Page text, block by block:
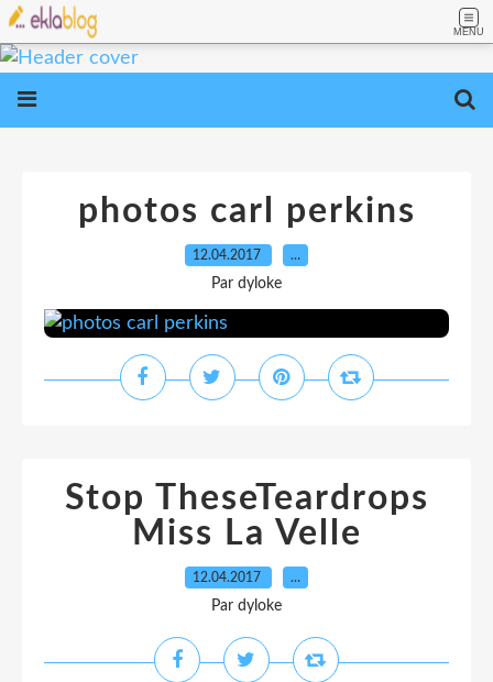
MENU
photos carl perkins
12.04.2017 …
Par dyloke
Stop TheseTeardrops
Miss La Velle
12.04.2017 …
Par dyloke